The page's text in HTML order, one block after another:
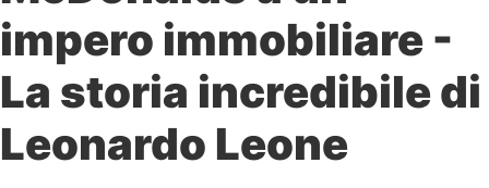
impero immobiliare -
La storia incredibile di
Leonardo Leone